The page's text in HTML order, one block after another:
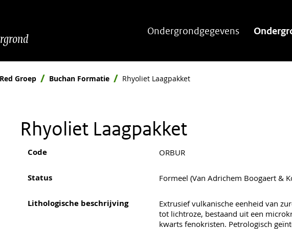
Ondergrondgegevens
Groep Buchan Formatie Rhyoliet Laagpakket
Rhyoliet Laagpakket
Code ORBUR
Status Formeel (Van Adrichem Boogaert &
Lithologische beschrijving
Extrusief vulkanische eenheid van
tot lichtroze, bestaand uit een
kwarts fenokristen. Petrologisch